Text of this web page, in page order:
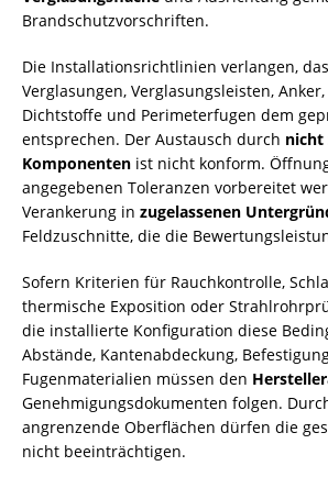
Brandschutzvorschriften.
Die Installationsrichtlinien verlangen,
Verglasungen, Verglasungsleisten,
Dichtstoffe und Perimeterfugen dem
entsprechen. Der Austausch durch nicht
Komponenten ist nicht konform.
angegebenen Toleranzen vorbereitet
Verankerung in zugelassenen
Feldzuschnitte, die die
Sofern Kriterien für Rauchkontrolle,
thermische Exposition oder
die installierte Konfiguration diese
Abstände, Kantenabdeckung,
Fugenmaterialien müssen den
Genehmigungsdokumenten folgen.
angrenzende Oberflächen dürfen die
nicht beeinträchtigen.